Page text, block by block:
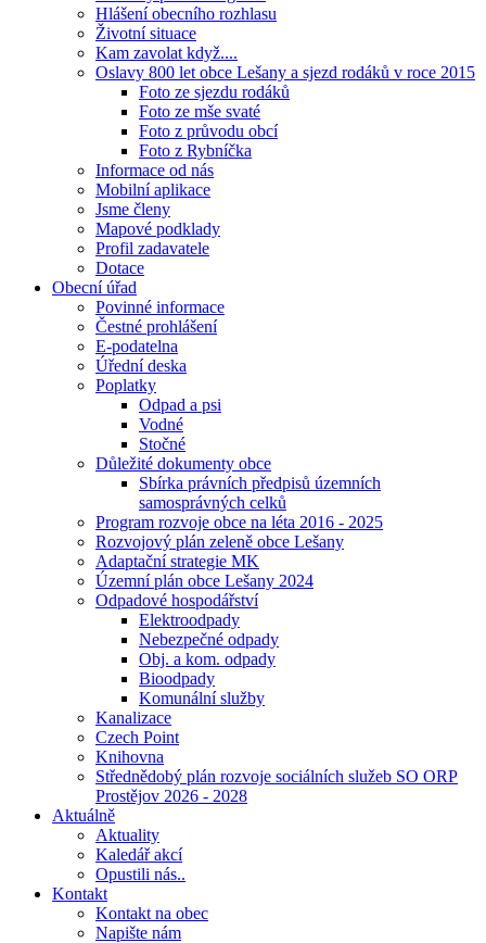
Hlášení obecního rozhlasu
Životní situace
Kam zavolat když....
Oslavy 800 let obce Lešany a sjezd rodáků v roce 2015
Foto ze sjezdu rodáků
Foto ze mše svaté
Foto z průvodu obcí
Foto z Rybníčka
Informace od nás
Mobilní aplikace
Jsme členy
Mapové podklady
Profil zadavatele
Dotace
Obecní úřad
Povinné informace
Čestné prohlášení
E-podatelna
Úřední deska
Poplatky
Odpad a psi
Vodné
Stočné
Důležité dokumenty obce
Sbírka právních předpisů územních
samosprávných celků
Program rozvoje obce na léta 2016 - 2025
Rozvojový plán zeleně obce Lešany
Adaptační strategie MK
Územní plán obce Lešany 2024
Odpadové hospodářství
Elektroodpady
Nebezpečné odpady
Obj. a kom. odpady
Bioodpady
Komunální služby
Kanalizace
Czech Point
Knihovna
Střednědobý plán rozvoje sociálních služeb SO ORP
Prostějov 2026 - 2028
Aktuálně
Aktuality
Kaledář akcí
Opustili nás..
Kontakt
Kontakt na obec
Napište nám